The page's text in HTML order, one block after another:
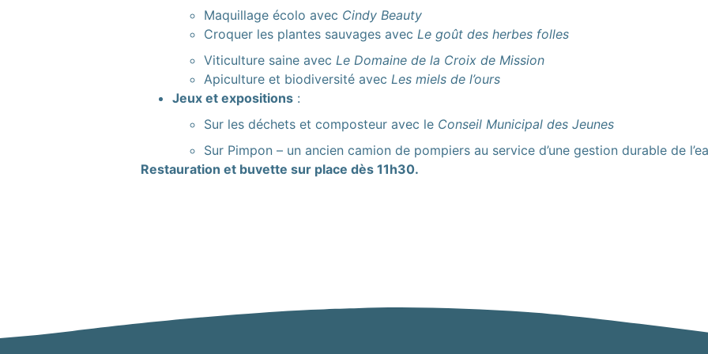
Maquillage écolo avec Cindy Beauty
Croquer les plantes sauvages avec Le goût des herbes folles
Viticulture saine avec Le Domaine de la Croix de Mission
Apiculture et biodiversité avec Les miels de l’ours
Jeux et expositions :
Sur les déchets et composteur avec le Conseil Municipal des Jeunes
Sur Pimpon – un ancien camion de pompiers au service d’une gestion durable de
Restauration et buvette sur place dès 11h30.